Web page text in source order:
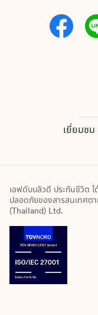
เยี่ยมชม
เอฟดับบลิวดี ประกันชีวิต ไ
ปลอดภัยของสารสนเทศต
(Thailand) Ltd.